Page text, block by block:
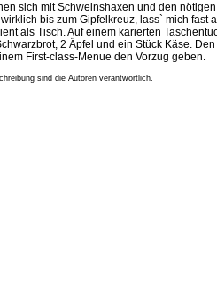
sich mit Schweinshaxen und den
bis zum Gipfelkreuz, lass` mich
als Tisch. Auf einem karierten
2 Äpfel und ein Stück Käse.
First-class-Menue den Vorzug geben.
sind die Autoren verantwortlich.